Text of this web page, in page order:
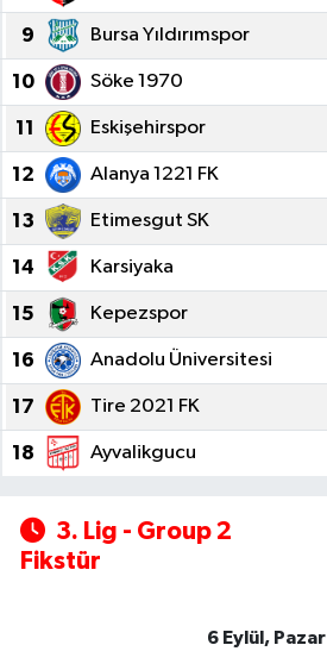
9 Bursa Yıldırımspor
10 Söke 1970
11 Eskişehirspor
12 Alanya 1221 FK
13 Etimesgut SK
14 Karsiyaka
15 Kepezspor
16 Anadolu Üniversitesi
17 Tire 2021 FK
18 Ayvalikgucu
3. Lig - Group 2
Fikstür
6 Eylül, Pazar